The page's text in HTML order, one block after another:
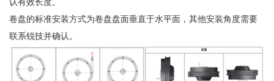
卷盘的标准安装方式为卷盘盘面垂直于水平面，其他安装角度需要
联系锐技并确认。